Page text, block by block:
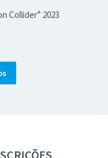
Collider” 2023